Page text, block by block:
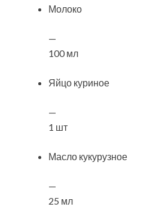
Молоко
—
100 мл
Яйцо куриное
—
1 шт
Масло кукурузное
—
25 мл